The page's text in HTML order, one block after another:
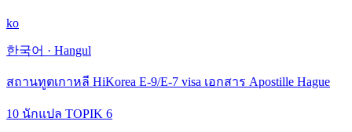
ko
한국어 · Hangul
สถานทูตเกาหลี HiKorea E-9/E-7 visa เอกสาร Apostille Hague
10 นักแปล TOPIK 6